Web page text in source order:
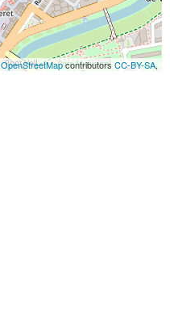
OpenStreetMapcontributors CC-BY-SA,